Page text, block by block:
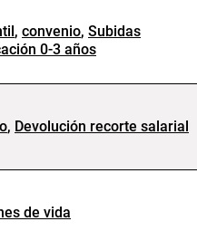
, convenio, Subidas
0-3 años
, Devolución recorte salarial
de vida